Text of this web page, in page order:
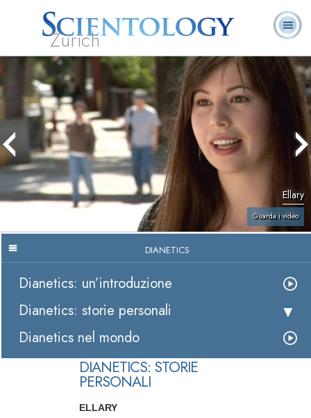
Zürich
L. Ron Hubbard:
Fondatore
Che cos’è
Scientology?
Ministri
Volontari
Domande
ricorrenti
Libri
Ellary
Guarda i video
DIANETICS
Dianetics: un’introduzione
Dianetics: storie personali
Dianetics nel mondo
DIANETICS: STORIE
PERSONALI
ELLARY